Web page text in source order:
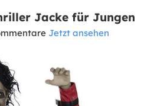
Jacke für Jungen
Jetzt ansehen